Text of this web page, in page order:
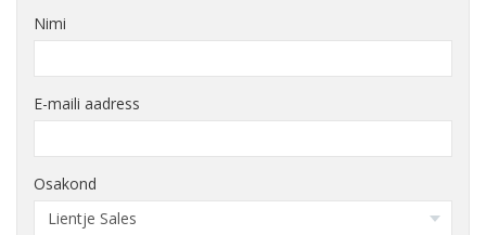
Nimi
E-maili aadress
Osakond